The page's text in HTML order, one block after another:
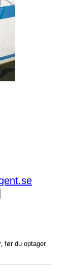
før du optager